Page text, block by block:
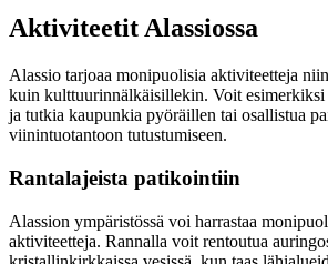
Aktiviteetit Alassiossa
Alassio tarjoaa monipuolisia aktiviteetteja
kuin kulttuurinnälkäisillekin. Voit
ja tutkia kaupunkia pyöräillen tai osallistua
viinintuotantoon tutustumiseen.
Rantalajeista patikointiin
Alassion ympäristössä voi harrastaa
aktiviteetteja. Rannalla voit rentoutua